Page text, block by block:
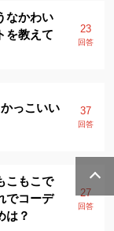
なかわい
を教えて
23
回答
っこいい
37
回答
こもこで
でコーデ
は？
27
回答